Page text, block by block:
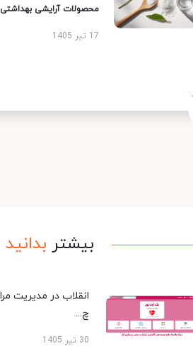
محصولات آرایشی بهداشتی
17 تیر 1405
بیشتر بدانید
انقلاب در مدیریت
چ...
30 تیر 1405